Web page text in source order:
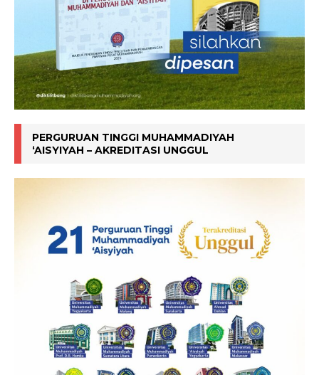
PERGURUAN TINGGI MUHAMMADIYAH
‘AISYIYAH – AKREDITASI UNGGUL